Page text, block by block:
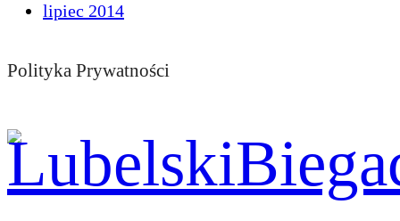
lipiec 2014
Polityka Prywatności